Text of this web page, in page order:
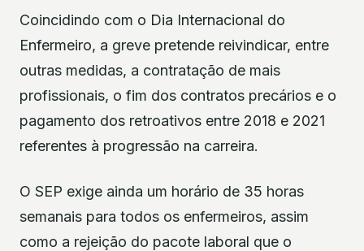
Coincidindo com o Dia Internacional do
Enfermeiro, a greve pretende reivindicar, entre
outras medidas, a contratação de mais
profissionais, o fim dos contratos precários e o
pagamento dos retroativos entre 2018 e 2021
referentes à progressão na carreira.
O SEP exige ainda um horário de 35 horas
semanais para todos os enfermeiros, assim
como a rejeição do pacote laboral que o